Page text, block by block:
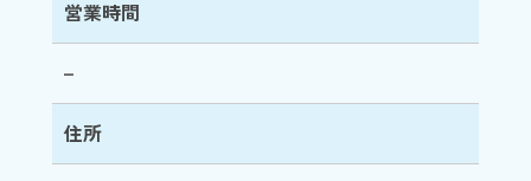
営業時間
–
住所